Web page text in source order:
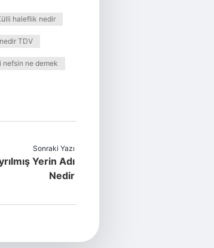
haleflik nedir
TDV
nefsin ne demek
Sonraki Yazı
Yerin Adı
Nedir